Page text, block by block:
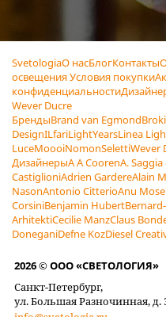
SvetologiaО насБлогКонтакты
освещенияУсловия покупки
конфиденциальности
Wever Ducre
БрендыBrand van Egmond
DesignILfariLightYearsLinea
LuceMoooiNomonSelettiWever
ДизайнерыA A CoorenA.
CastiglioniAdrien GardereAlain
NasonAntonio CitterioAnu
CorsiniBenjamin Hubert
ArhitektiCecilie ManzClaus
DoneganiDefne KozDiesel
2026 © ООО «СВЕТОЛОГИЯ»
Санкт-Петербург,
ул. Большая Разночинная, д.